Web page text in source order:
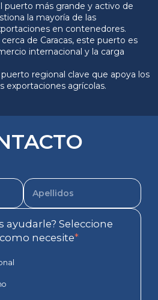
puerto más grande y activo de
la mayoría de las
en contenedores.
cerca de Caracas, este puerto es
internacional y la carga
puerto regional clave que apoya los
exportaciones agrícolas.
ayudarle? Seleccione
necesite*